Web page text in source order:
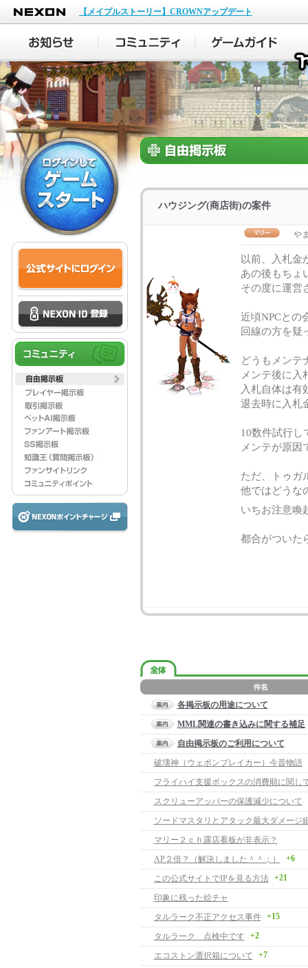
NEXON
【メイプルストーリー】CROWNアップデート
ハウジング(商店街)の案件
や
以前、入札金
あの後もちょ
その度に運営
近頃NPCとの
回線の方を疑
どうもメンテ
メンテ後に入
入札自体は有
退去時に入札
10数件試行し
メンテが原因
ただ、トゥガ
他ではどうな
いちお注意喚
都合がついた
各掲示板の用途について
MML関連の書き込みに関する補足
自由掲示板のご利用について
破壊神（ウェポンブレイカー）今昔物語
フライハイ支援ボックスの消費順に関し
スクリューアッパーの保護減少について
ソードマスタリとアタック最大ダメージ
マリー２ｃｈ露店看板が非表示？
AP２倍？（解決しました＾＾；）
+6
この公式サイトでIPを見る方法 +21
印象に残った絵チャ
タルラーク不正アクセス事件
+15
タルラーク 点検中です +2
エコストン選択箱について +7